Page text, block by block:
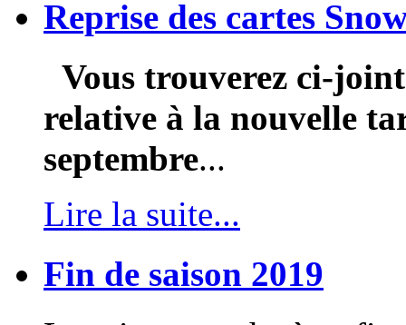
Reprise des cartes
Vous trouverez ci-
relative à la nouvelle
septembre...
Lire la suite...
Fin de saison 2019